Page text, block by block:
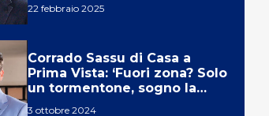
22 febbraio 2025
Corrado Sassu di Casa a
Prima Vista: ‘Fuori zona? Solo
un tormentone, sogno la
3 ottobre 2024